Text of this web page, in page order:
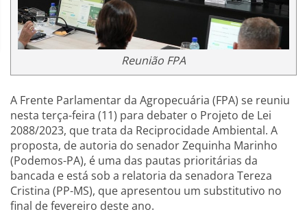
Reunião FPA
A Frente Parlamentar da Agropecuária (FPA) se reuniu
nesta terça-feira (11) para debater o Projeto de Lei
2088/2023, que trata da Reciprocidade Ambiental. A
proposta, de autoria do senador Zequinha Marinho
(Podemos-PA), é uma das pautas prioritárias da
bancada e está sob a relatoria da senadora Tereza
Cristina (PP-MS), que apresentou um substitutivo no
final de fevereiro deste ano.